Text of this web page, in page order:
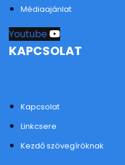
Médiaajánlat
Youtube
KAPCSOLAT
Kapcsolat
Linkcsere
Kezdő szövegíróknak